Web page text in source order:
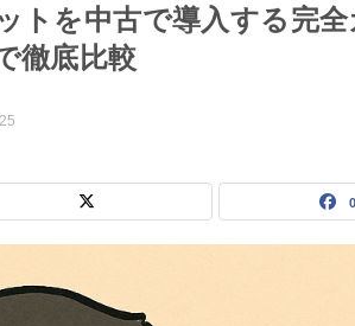
トを中古で導入する完
徹底比較
0